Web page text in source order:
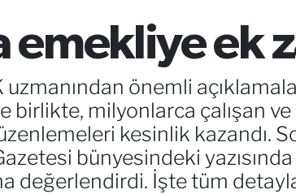
emekliye ek
uzmanından önemli
birlikte, milyonlarca çalışan
kesinlik kazandı.
bünyesindeki
değerlendirdi. İşte tüm